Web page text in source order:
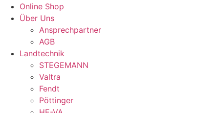
Online Shop
Über Uns
Ansprechpartner
AGB
Landtechnik
STEGEMANN
Valtra
Fendt
Pöttinger